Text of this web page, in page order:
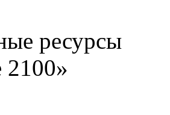
ресурсы